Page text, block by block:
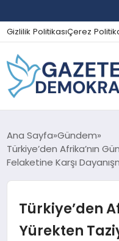
Gizlilik PolitikasıÇerez
GÜNDEM
EKONOMI
SPOR
Ana Sayfa Gündem
Türkiye’den Afrika’nın
Felaketine Karşı
Türkiye’den
Yürekten